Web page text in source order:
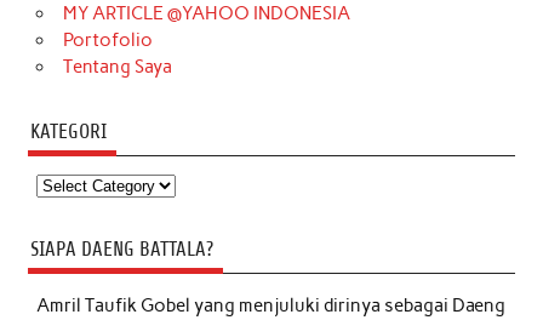
MY ARTICLE @YAHOO INDONESIA
Portofolio
Tentang Saya
KATEGORI
Kategori
SIAPA DAENG BATTALA?
Amril Taufik Gobelyang menjuluki dirinya sebagai Daeng